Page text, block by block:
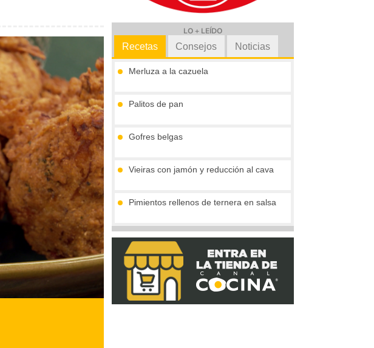
LO + LEÍDO
Recetas
Merluza a la cazuela
Palitos de pan
Gofres belgas
Vieiras con jamón y reducción al cava
Pimientos rellenos de ternera en salsa
Marmita julius
Consejos Noticias